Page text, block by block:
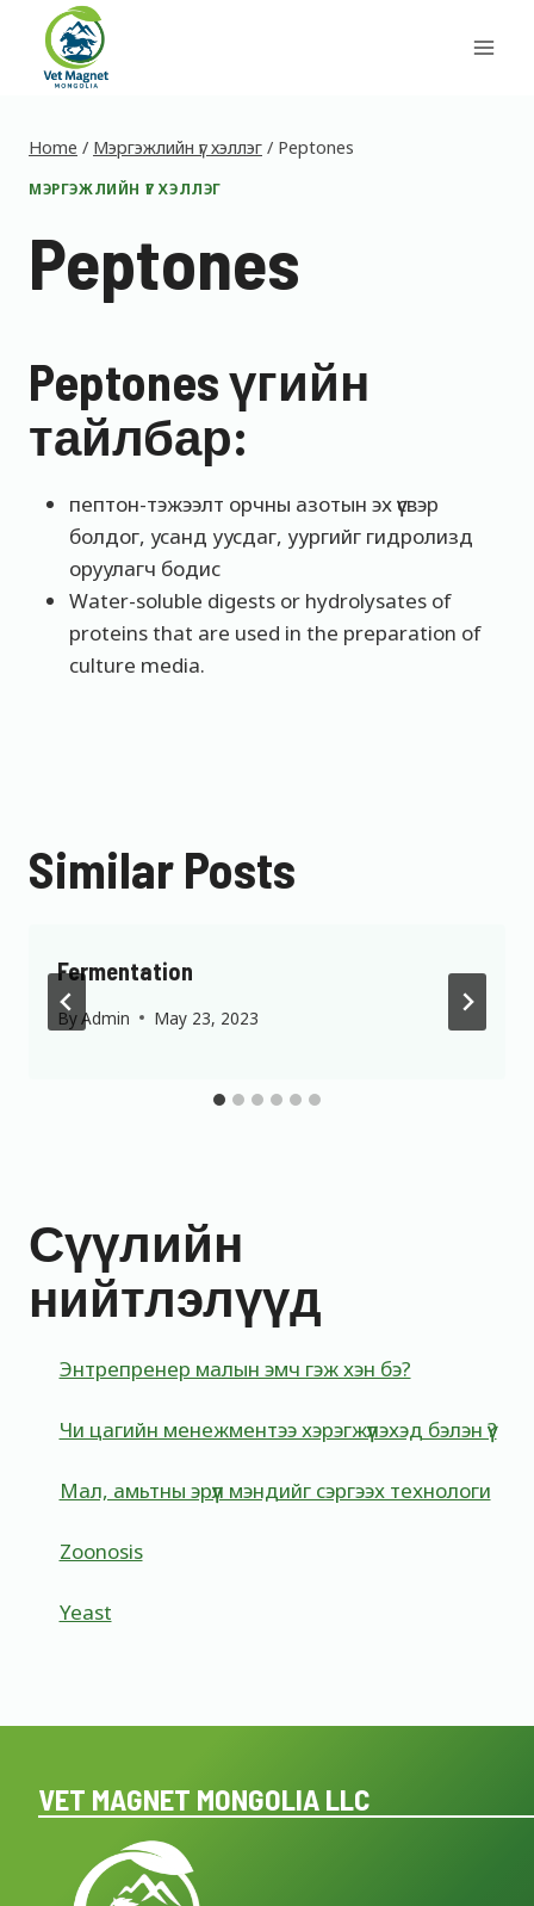
content
Home / Мэргэжлийн үг хэллэг / Peptones
МЭРГЭЖЛИЙН ҮГ ХЭЛЛЭГ
Peptones
Peptones үгийн
тайлбар:
пептон-тэжээлт орчны азотын эх үүсвэр
болдог, усанд уусдаг, уургийг гидролизд
оруулагч бодис
Water-soluble digests or hydrolysates of
proteins that are used in the preparation of
culture media.
Similar Posts
Fermentation
ByAdmin May 23, 2023
Сүүлийн
нийтлэлүүд
Энтрепренер малын эмч гэж хэн бэ?
Чи цагийн менежментээ хэрэгжүүлэхэд бэлэн үү?
Мал, амьтны эрүүл мэндийг сэргээх технологи
Zoonosis
Yeast
VET MAGNET MONGOLIA LLC